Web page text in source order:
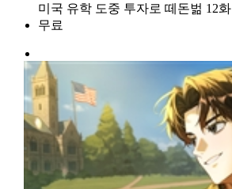
미국 유학 도중 투자로 떼돈벎 12화
무료